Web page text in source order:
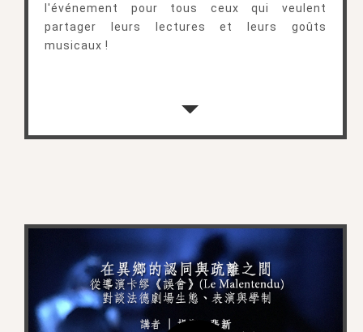
l'événement pour tous ceux qui veulent
partager leurs lectures et leurs goûts
musicaux !